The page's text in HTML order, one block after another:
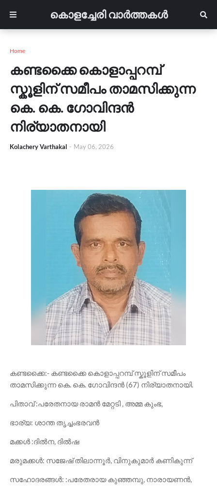
കൊളച്ചേരി വാർത്തകൾ
Home
കണ്ടക്കൈ കൊളാപ്പറമ്പ്
സ്കൂളിന് സമീപം താമസിക്കുന്ന
കെ. കെ. ഗോവിന്ദൻ
നിര്യാതനായി
Kolachery Varthakal - May 06, 2026
കണ്ടക്കൈ:- കണ്ടക്കൈ കൊളാപ്പറമ്പ് സ്കൂളിന് സമീപം
താമസിക്കുന്ന കെ. കെ. ഗോവിന്ദൻ (67) നിര്യാതനായി.
പിതാവ് :പരേതനായ രാമൻ മേറ്റടി , അമ്മ കുംഭ,
ഭാര്യ: ശാന്ത തൃച്ചംഭരവൻ
മക്കൾ :ദിൽന, ദിൽഷ
മരുമക്കൾ: സജേഷ് തിലാന്നൂർ, വിനുകുമാർ കണികുന്ന്
സഹോദരങ്ങൾ: :പരേതരായ കുഞ്ഞമ്പു, നാരായണൻ,